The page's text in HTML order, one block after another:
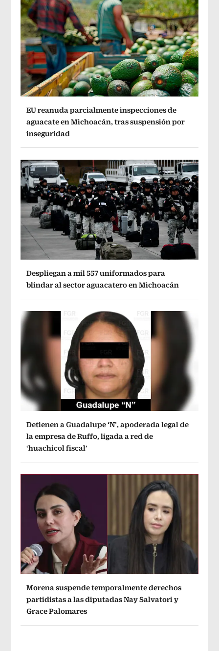
EU reanuda parcialmente inspecciones de
aguacate en Michoacán, tras suspensión por
inseguridad
Despliegan a mil 557 uniformados para
blindar al sector aguacatero en Michoacán
Detienen a Guadalupe ‘N’, apoderada legal de
la empresa de Ruffo, ligada a red de
‘huachicol fiscal’
Morena suspende temporalmente derechos
partidistas a las diputadas Nay Salvatori y
Grace Palomares